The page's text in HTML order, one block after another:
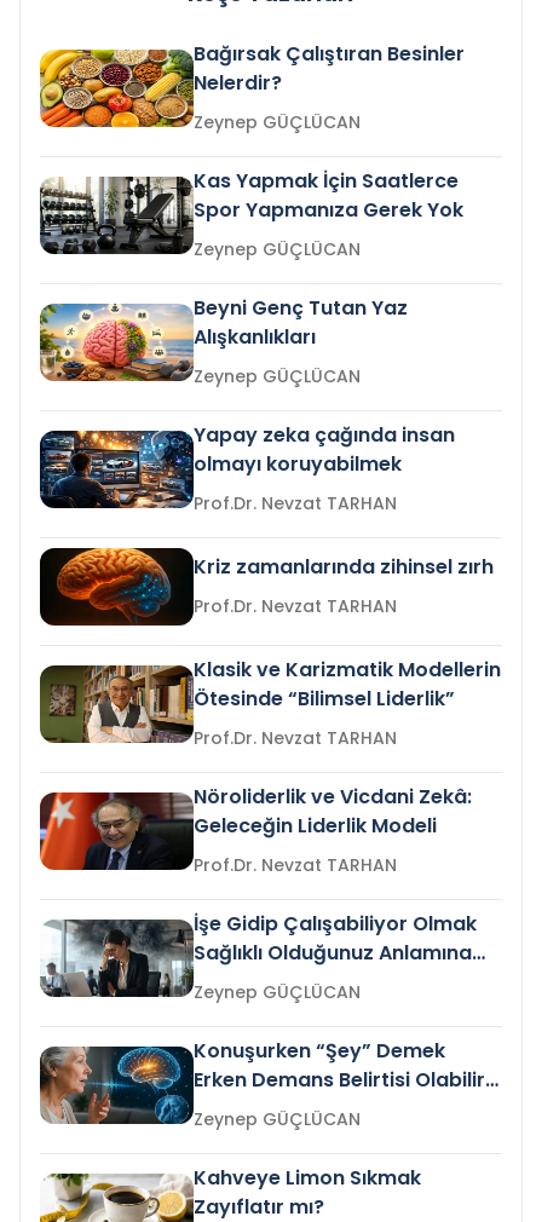
Bağırsak Çalıştıran Besinler
Nelerdir?
Zeynep GÜÇLÜCAN
Kas Yapmak İçin Saatlerce
Spor Yapmanıza Gerek Yok
Zeynep GÜÇLÜCAN
Beyni Genç Tutan Yaz
Alışkanlıkları
Zeynep GÜÇLÜCAN
Yapay zeka çağında insan
olmayı koruyabilmek
Prof.Dr. Nevzat TARHAN
Kriz zamanlarında zihinsel zırh
Prof.Dr. Nevzat TARHAN
Klasik ve Karizmatik Modellerin
Ötesinde “Bilimsel Liderlik”
Prof.Dr. Nevzat TARHAN
Nöroliderlik ve Vicdani Zekâ:
Geleceğin Liderlik Modeli
Prof.Dr. Nevzat TARHAN
İşe Gidip Çalışabiliyor Olmak
Sağlıklı Olduğunuz Anlamına
Gelir mi?Zeynep GÜÇLÜCAN
Konuşurken “Şey” Demek
Erken Demans Belirtisi Olabilir
mi?
Zeynep GÜÇLÜCAN
Kahveye Limon Sıkmak
Zayıflatır mı?